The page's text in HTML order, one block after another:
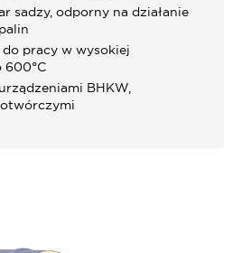
sadzy, odporny na działanie
pracy w wysokiej
600°C
BHKW,